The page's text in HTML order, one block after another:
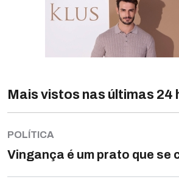
Mais vistos nas últimas 24
POLÍTICA
Vingança é um prato que se